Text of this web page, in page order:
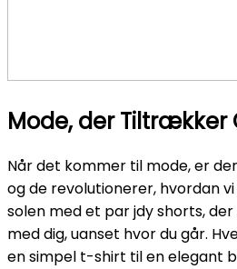
Mode, der
Når det kommer til mode, er
og de revolutionerer, hvordan
solen med et par jdy shorts,
med dig, uanset hvor du går.
en simpel t-shirt til en elegant